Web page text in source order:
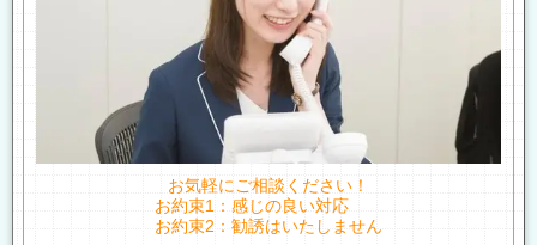
お気軽にご相談ください！
お約束1：感じの良い対応
お約束2：勧誘はいたしません